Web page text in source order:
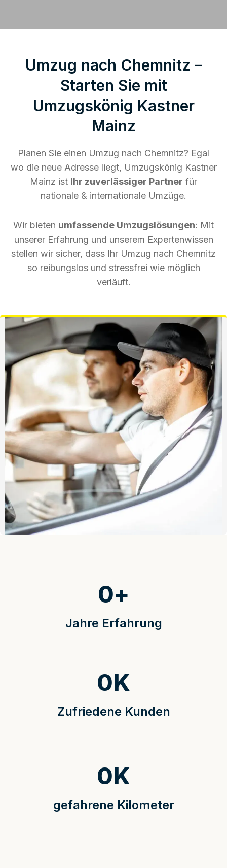
Umzug nach Chemnitz –
Starten Sie mit
Umzugskönig Kastner
Mainz
Planen Sie einen Umzug nach Chemnitz? Egal
wo die neue Adresse liegt, Umzugskönig Kastner
Mainz ist Ihr zuverlässiger Partner für
nationale & internationale Umzüge.
Wir bieten umfassende Umzugslösungen: Mit
unserer Erfahrung und unserem Expertenwissen
stellen wir sicher, dass Ihr Umzug nach Chemnitz
so reibungslos und stressfrei wie möglich
verläuft.
Jahre Erfahrung
0+
Zufriedene Kunden
0K
gefahrene Kilometer
0K